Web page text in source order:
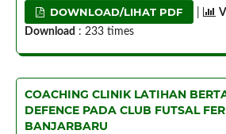
DOWNLOAD/LIHAT PDF
Download : 233 times
COACHING CLINIK LATIHAN
DEFENCE PADA CLUB FUTSAL
BANJARBARU